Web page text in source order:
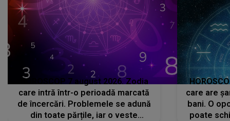
HOROSCOP 7 august 2026. Zodia
care intră într-o perioadă marcată
de încercări. Problemele se adună
din toate părțile, iar o veste
care are
bani. O
poate